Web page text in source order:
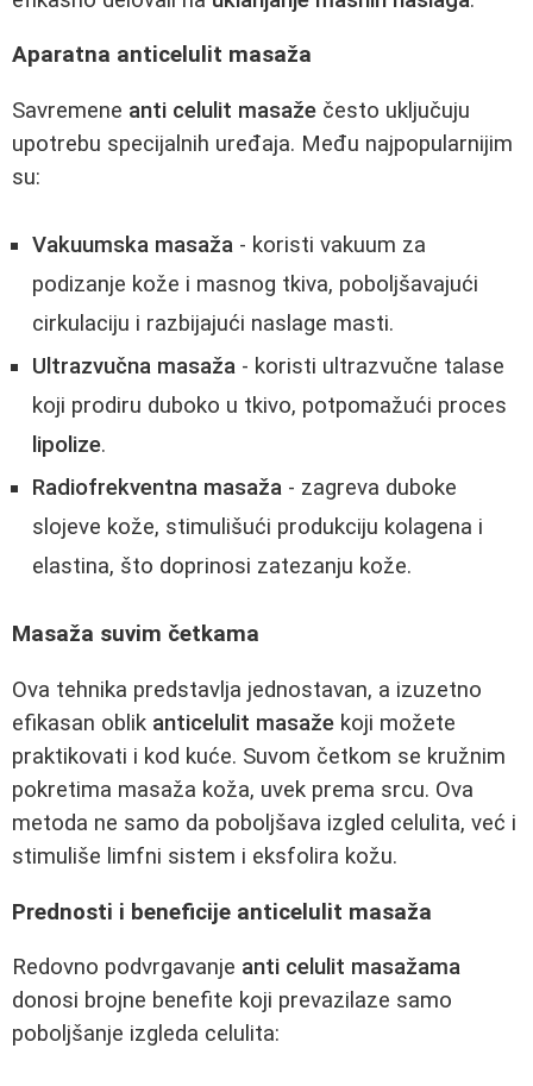
Aparatna anticelulit masaža
Savremene anti celulit masaže često uključuju
upotrebu specijalnih uređaja. Među najpopularnijim
su:
Vakuumska masaža - koristi vakuum za
podizanje kože i masnog tkiva, poboljšavajući
cirkulaciju i razbijajući naslage masti.
Ultrazvučna masaža - koristi ultrazvučne talase
koji prodiru duboko u tkivo, potpomažući proces
lipolize.
Radiofrekventna masaža - zagreva duboke
slojeve kože, stimulišući produkciju kolagena i
elastina, što doprinosi zatezanju kože.
Masaža suvim četkama
Ova tehnika predstavlja jednostavan, a izuzetno
efikasan oblik anticelulit masaže koji možete
praktikovati i kod kuće. Suvom četkom se kružnim
pokretima masaža koža, uvek prema srcu. Ova
metoda ne samo da poboljšava izgled celulita, već i
stimuliše limfni sistem i eksfolira kožu.
Prednosti i beneficije anticelulit masaža
Redovno podvrgavanje anti celulit masažama
donosi brojne benefite koji prevazilaze samo
poboljšanje izgleda celulita: